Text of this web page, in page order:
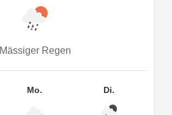
Mässiger Regen
Mo. Di.